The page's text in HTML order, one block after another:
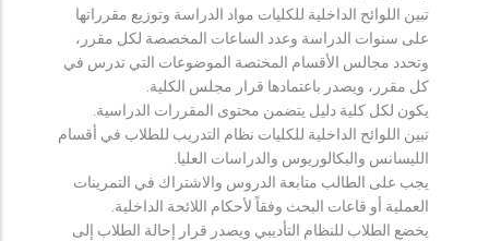
تبين اللوائح الداخلية للكليات مواد الدراسة وتوزيع مقرراتها
على سنوات الدراسة وعدد الساعات المخصصة لكل مقرر،
وتحدد مجالس الأقسام المختصة الموضوعات التي تدرس في
كل مقرر، ويصدر باعتمادها قرار مجلس الكلية.
يكون لكل كلية دليل يتضمن محتوى المقررات الدراسية.
تبين اللوائح الداخلية للكليات نظام التدريب للطلاب في أقسام
الليسانس والبكالوريوس والدراسات العليا.
يجب على الطالب متابعة الدروس والاشتراك في التمرينات
العملية أو قاعات البحث وفقاً لأحكام اللائحة الداخلية.
يخضع الطلاب للنظام التأديبي ويصدر قرار إحالة الطلاب إلى